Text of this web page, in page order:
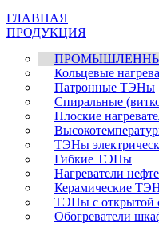
ГЛАВНАЯ
ПРОДУКЦИЯ
Кольцевые
Патронные ТЭНы
Спиральные
Плоские
ТЭНы
Гибкие ТЭНы
Нагреватели
Керамические
ТЭНы с открытой
Обогреватели